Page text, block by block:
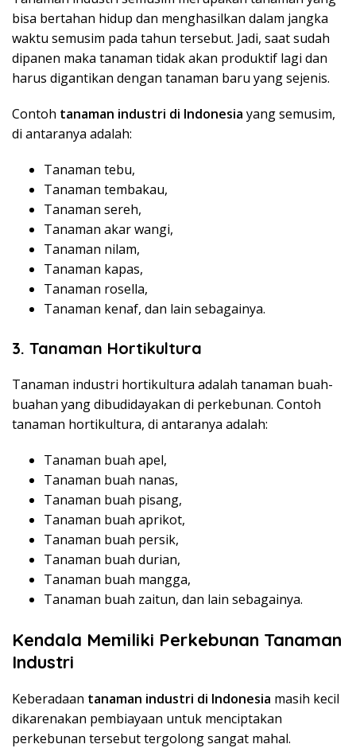
bisa bertahan hidup dan menghasilkan dalam jangka
waktu semusim pada tahun tersebut. Jadi, saat sudah
dipanen maka tanaman tidak akan produktif lagi dan
harus digantikan dengan tanaman baru yang sejenis.
Contoh tanaman industri di Indonesia yang semusim,
di antaranya adalah:
Tanaman tebu,
Tanaman tembakau,
Tanaman sereh,
Tanaman akar wangi,
Tanaman nilam,
Tanaman kapas,
Tanaman rosella,
Tanaman kenaf, dan lain sebagainya.
3. Tanaman Hortikultura
Tanaman industri hortikultura adalah tanaman buah-
buahan yang dibudidayakan di perkebunan. Contoh
tanaman hortikultura, di antaranya adalah:
Tanaman buah apel,
Tanaman buah nanas,
Tanaman buah pisang,
Tanaman buah aprikot,
Tanaman buah persik,
Tanaman buah durian,
Tanaman buah mangga,
Tanaman buah zaitun, dan lain sebagainya.
Kendala Memiliki Perkebunan Tanaman
Industri
Keberadaan tanaman industri di Indonesia masih kecil
dikarenakan pembiayaan untuk menciptakan
perkebunan tersebut tergolong sangat mahal.